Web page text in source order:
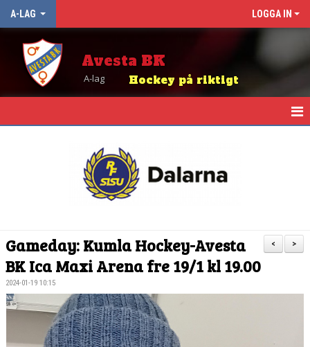
A-LAG LOGGA IN
Avesta BK
Hockey på riktigt
A-lag
TABELL OCH RESULTAT
>
<
Gameday: Kumla Hockey-Avesta
BK Ica Maxi Arena fre 19/1 kl 19.00
2024-01-19 10:15